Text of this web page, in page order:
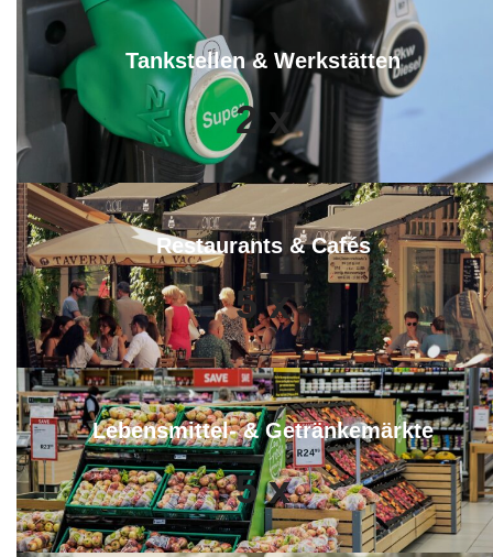
Tankstellen & Werkstätten
2 x
Restaurants & Cafés
5 x
Lebensmittel- & Getränkemärkte
5 x